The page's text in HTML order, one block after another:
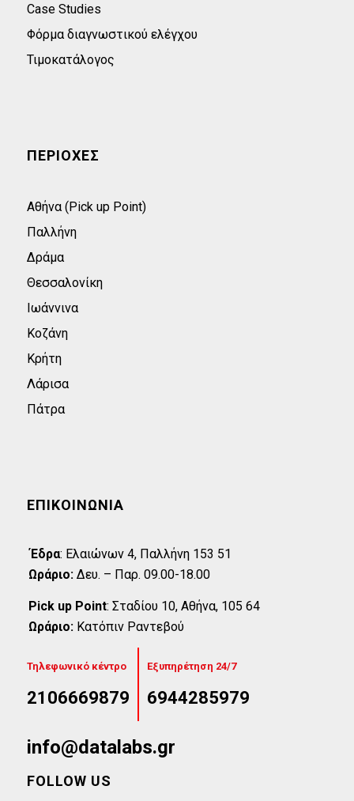
Case Studies
Φόρμα διαγνωστικού ελέγχου
Τιμοκατάλογος
ΠΕΡΙΟΧΕΣ
Αθήνα (Pick up Point)
Παλλήνη
Δράμα
Θεσσαλονίκη
Ιωάννινα
Κοζάνη
Κρήτη
Λάρισα
Πάτρα
ΕΠΙΚΟΙΝΩΝΊΑ
Έδρα: Eλαιώνων 4, Παλλήνη 153 51
Ωράριο: Δευ. – Παρ. 09.00-18.00
Pick up Point: Σταδίου 10, Αθήνα, 105 64
Ωράριο: Κατόπιν Ραντεβού
Τηλεφωνικό κέντρο
2106669879
Εξυπηρέτηση 24/7
6944285979
info@datalabs.gr
FOLLOW US